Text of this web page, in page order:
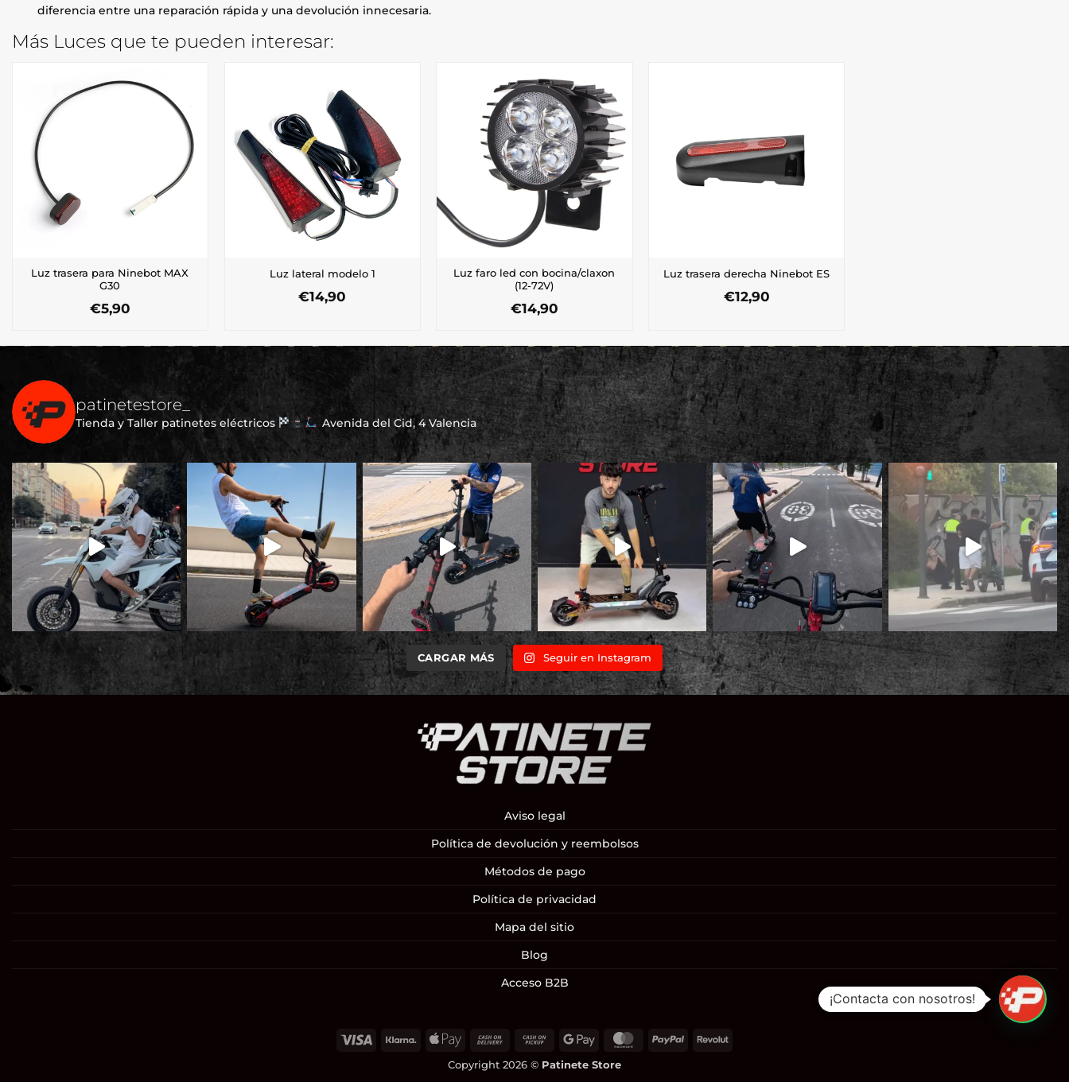
diferencia entre una reparación rápida y una devolución innecesaria.
Más Luces que te pueden interesar:
Luz trasera para Ninebot MAX
G30
€5,90
Luz lateral modelo 1
€14,90
Luz faro led con bocina/claxon
(12-72V)
€14,90
Luz trasera derecha Ninebot ES
€12,90
patinetestore_
Tienda y Taller patinetes eléctricos Avenida del Cid, 4 Valencia
CARGAR MÁS Seguir en Instagram
Aviso legal
Política de devolución y reembolsos
Métodos de pago
Política de privacidad
Mapa del sitio
Blog
Acceso B2B
Visa Klarna
Apple
Cash
Delivery
Cash
Pickup
Google
MasterCardPayPal Revolut
Copyright 2026 © Patinete Store
¡Contacta con nosotros!